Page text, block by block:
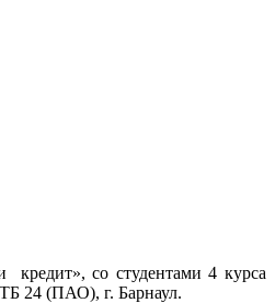
кредит», со студентами 4 курса
24 (ПАО), г. Барнаул.